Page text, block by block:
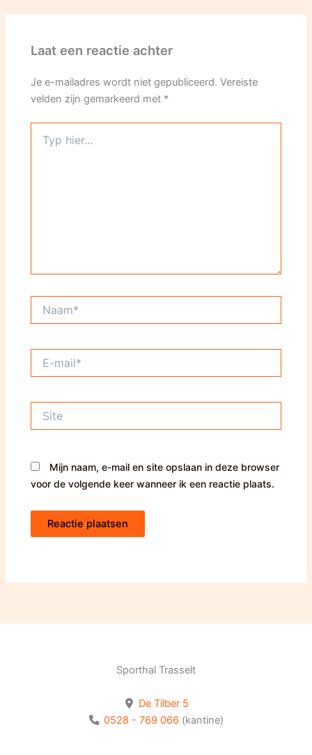
Laat een reactie achter
Je e-mailadres wordt niet gepubliceerd. Vereiste
velden zijn gemarkeerd met *
hier...
mail*
Mijn naam, e-mail en site opslaan in deze browser
voor de volgende keer wanneer ik een reactie plaats.
Sporthal Trasselt
De Tilber 5
0528 - 769 066 (kantine)